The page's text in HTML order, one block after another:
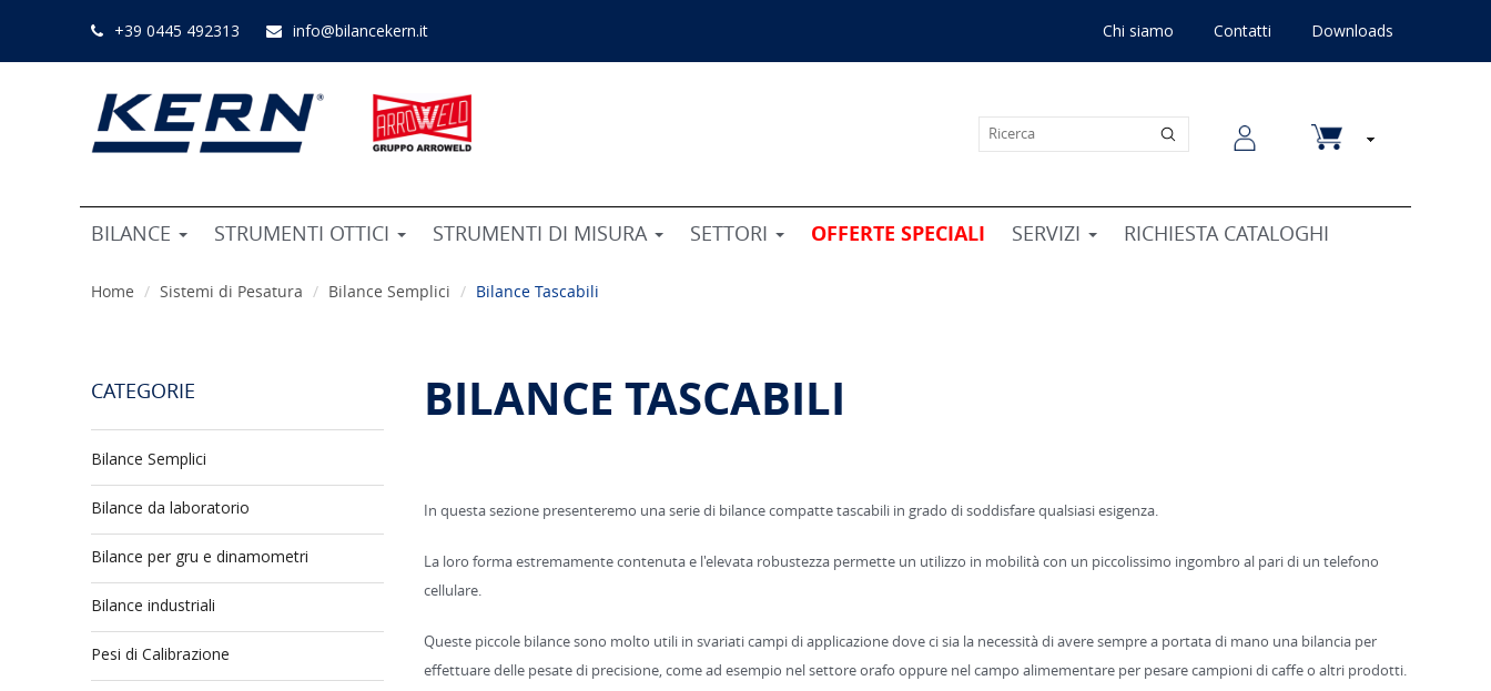
+39 0445 492313 info@bilancekern.it Chi siamo Contatti Downloads
BILANCE STRUMENTI OTTICI STRUMENTI DI MISURA SETTORI OFFERTE SPECIALI SERVIZI RICHIESTA CATALOGHI
Home Sistemi di Pesatura Bilance Semplici Bilance Tascabili
CATEGORIE
Bilance Semplici
Bilance da laboratorio
Bilance per gru e dinamometri
Bilance industriali
Pesi di Calibrazione
BILANCE TASCABILI
In questa sezione presenteremo una serie di bilance compatte tascabili in grado di soddisfare qualsiasi esigenza.
La loro forma estremamente contenuta e l'elevata robustezza permette un utilizzo in mobilità con un piccolissimo ingombro al pari di un telefono
cellulare.
Queste piccole bilance sono molto utili in svariati campi di applicazione dove ci sia la necessità di avere sempre a portata di mano una bilancia per
effettuare delle pesate di precisione, come ad esempio nel settore orafo oppure nel campo alimementare per pesare campioni di caffe o altri prodotti.